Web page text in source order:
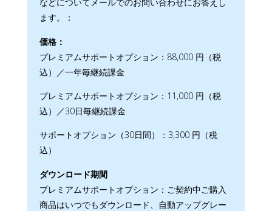
ます。：
価格：
プレミアムサポートオプション：88,000 円（税
込）／一年毎継続課金
プレミアムサポートオプション：11,000 円（税
込）／30日毎継続課金
サポートオプション（30日間）：3,300 円（税
込）
ダウンロード期間
プレミアムサポートオプション：ご契約中ご購入
商品はいつでもダウンロード、自動アップグレー